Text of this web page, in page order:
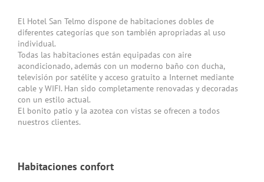
El Hotel San Telmo dispone de habitaciones dobles de
diferentes categorías que son también apropriadas al uso
individual.
Todas las habitaciones están equipadas con aire
acondicionado, además con un moderno baño con ducha,
televisión por satélite y acceso gratuito a Internet mediante
cable y WIFI. Han sido completamente renovadas y decoradas
con un estilo actual.
El bonito patio y la azotea con vistas se ofrecen a todos
nuestros clientes.
Habitaciones confort